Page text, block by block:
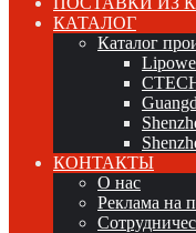
КАТАЛОГ
Каталог
КОНТАКТЫ
О нас
Реклама на